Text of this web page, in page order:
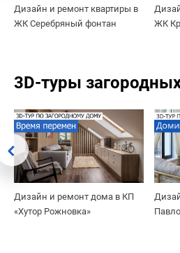
Дизайн и ремонт квартиры в
ЖК Серебряный фонтан
ЖК
3D-туры
Дизайн и ремонт дома в КП
«Хутор Рожновка»